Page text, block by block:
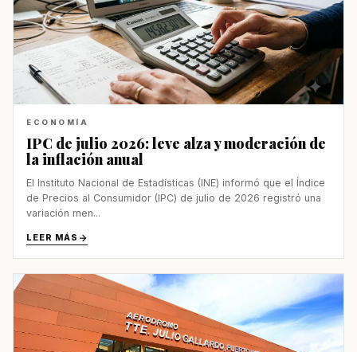
ECONOMÍA
IPC de julio 2026: leve alza y moderación de
la inflación anual
El Instituto Nacional de Estadísticas (INE) informó que el Índice
de Precios al Consumidor (IPC) de julio de 2026 registró una
variación men...
LEER MÁS